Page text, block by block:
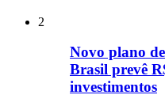
2
Novo plano
Brasil prevê
investimentos